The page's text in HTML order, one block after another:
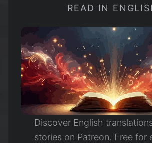
READ IN
Discover English
stories on Patreon. Free for